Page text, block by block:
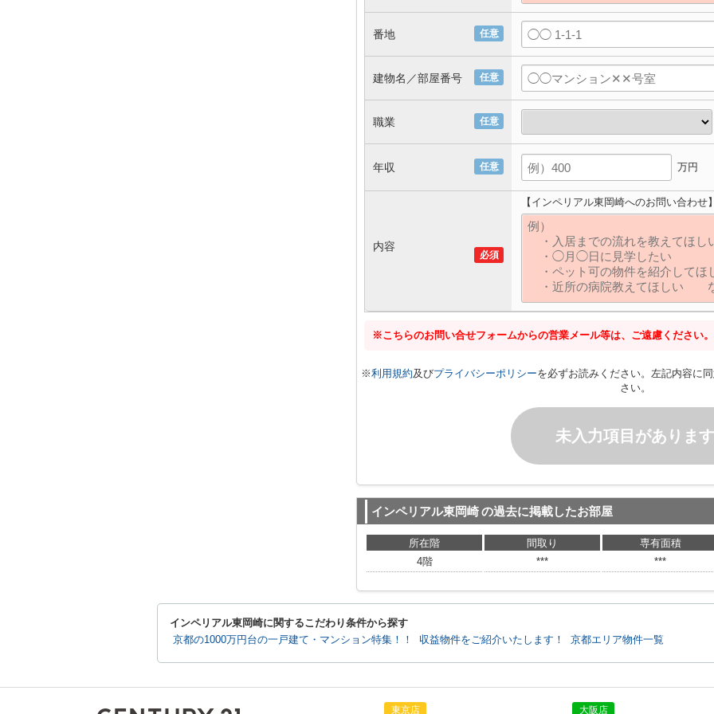
任意
番地
任意
建物名／部屋番号
任意
職業
任意
年収 万円
必須
内容
【インペリアル東岡崎へのお問い合わせ
※こちらのお問い合せフォームからの営業メール等は、ご遠慮ください。
※利用規約及びプライバシーポリシーを必ずお読みください。左記内容に
さい。
未入力項目があります
インペリアル東岡崎の過去に掲載したお部屋
所在階 間取り
専有面積
4階
*** ***
インペリアル東岡崎に関するこだわり条件から探す
京都の1000万円台の一戸建て・マンション特集！！ 収益物件をご紹介いたします！ 京都エリア物件一覧
東京店 大阪店